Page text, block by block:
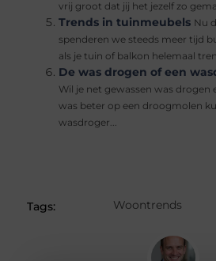
vrij groot dat jij het jezelf zo
Trends in tuinmeubels Nu
spenderen we steeds meer tijd
als je tuin of balkon helemaal
De was drogen of een
Wil je net gewassen was drogen
was beter op een droogmolen
wasdroger...
Tags: Woontrends